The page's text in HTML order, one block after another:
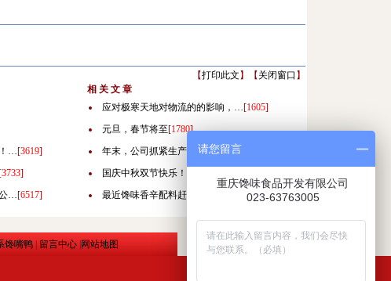
【打印此文 】【 关闭窗口 】
…[3619]
[3733]
…[6517]
相 关 文 章
应对极寒天地对物流的的影响，…[1605]
元旦，春节将至[1780]
年末，公司抓紧生产！
[1846]
国庆中秋双节快乐！
最近馋味香辛配料赶急加工中！…
3619
馋嘴鸭| 留言中心| 网站地图
请您留言
重庆馋味食品开发有限公司
023-63763005